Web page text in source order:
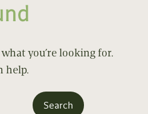
you’re looking for.
help.